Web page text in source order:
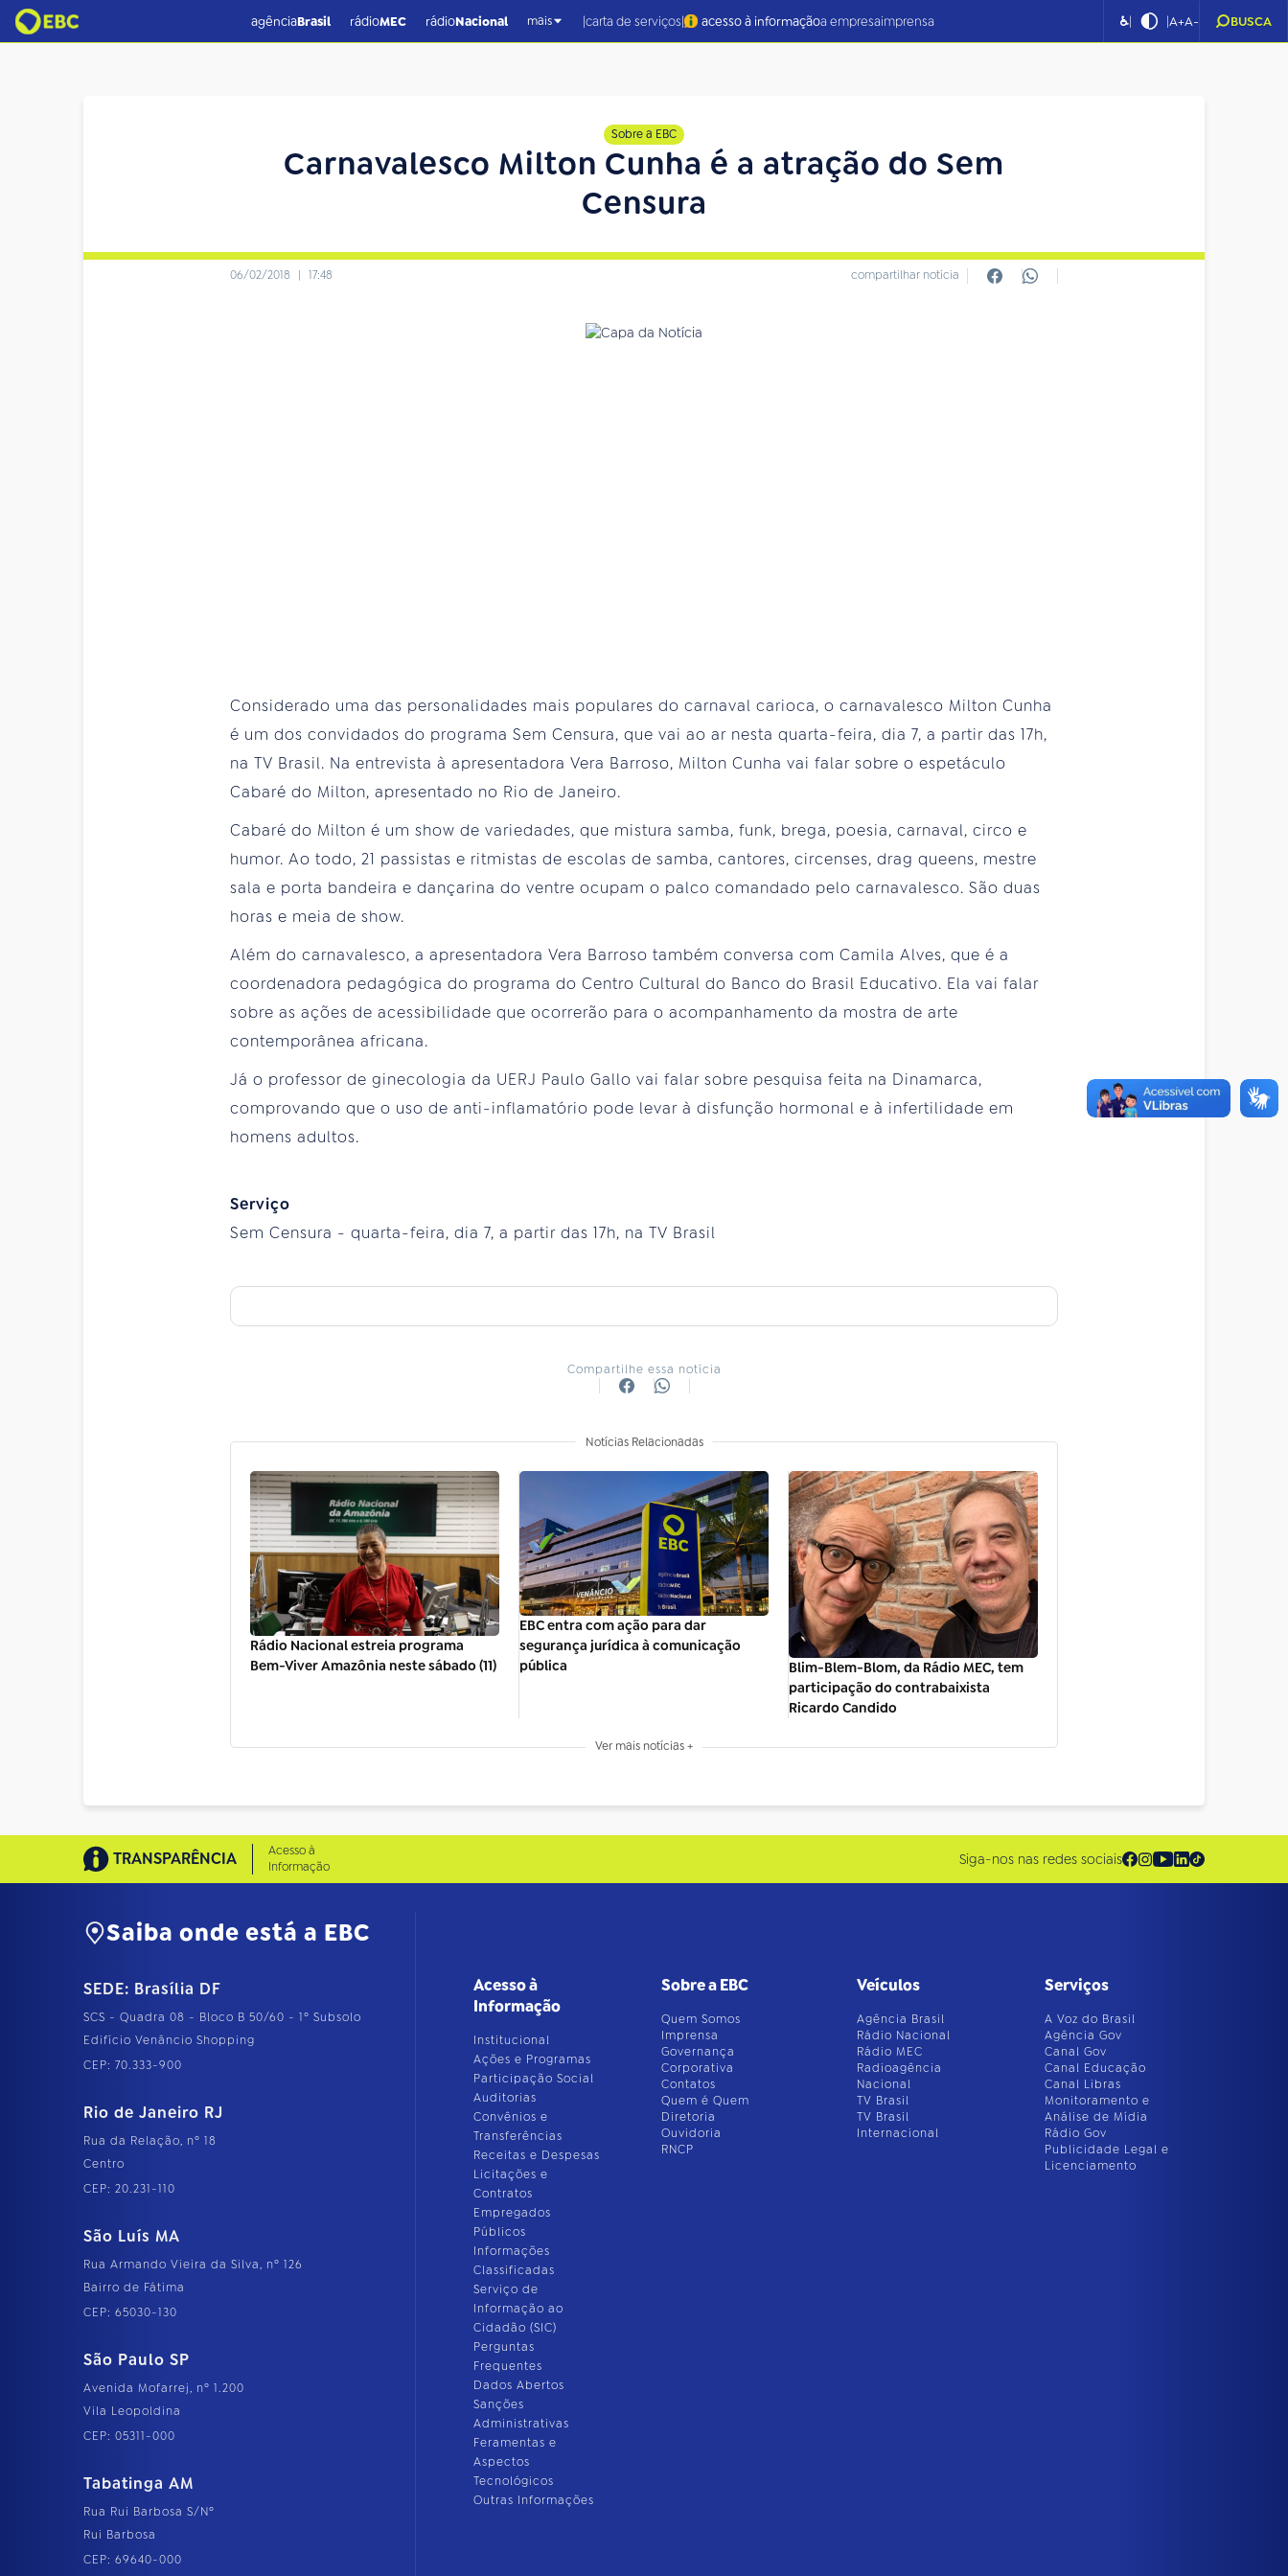
agênciaBrasil rádioMEC rádioNacional mais |carta de serviços| acesso à informaçãoa empresaimprensa ♿| |A+A- BUSCA
Sobre a EBC
Carnavalesco Milton Cunha é a atração do Sem
Censura
06/02/2018 | 17:48 compartilhar notícia
Considerado uma das personalidades mais populares do carnaval carioca, o carnavalesco Milton Cunha
é um dos convidados do programa Sem Censura, que vai ao ar nesta quarta-feira, dia 7, a partir das 17h,
na TV Brasil. Na entrevista à apresentadora Vera Barroso, Milton Cunha vai falar sobre o espetáculo
Cabaré do Milton, apresentado no Rio de Janeiro.
Cabaré do Milton é um show de variedades, que mistura samba, funk, brega, poesia, carnaval, circo e
humor. Ao todo, 21 passistas e ritmistas de escolas de samba, cantores, circenses, drag queens, mestre
sala e porta bandeira e dançarina do ventre ocupam o palco comandado pelo carnavalesco. São duas
horas e meia de show.
Além do carnavalesco, a apresentadora Vera Barroso também conversa com Camila Alves, que é a
coordenadora pedagógica do programa do Centro Cultural do Banco do Brasil Educativo. Ela vai falar
sobre as ações de acessibilidade que ocorrerão para o acompanhamento da mostra de arte
contemporânea africana.
Já o professor de ginecologia da UERJ Paulo Gallo vai falar sobre pesquisa feita na Dinamarca,
comprovando que o uso de anti-inflamatório pode levar à disfunção hormonal e à infertilidade em
homens adultos.
Serviço
Sem Censura - quarta-feira, dia 7, a partir das 17h, na TV Brasil
Compartilhe essa notícia
Notícias Relacionadas
Rádio Nacional estreia programa
Bem-Viver Amazônia neste sábado (11)
EBC entra com ação para dar
segurança jurídica à comunicação
pública
Blim-Blem-Blom, da Rádio MEC, tem
participação do contrabaixista
Ricardo Candido
Ver mais notícias +
TRANSPARÊNCIA
Acesso à
Informação
Siga-nos nas redes sociais
Saiba onde está a EBC
SEDE: Brasília DF
SCS - Quadra 08 - Bloco B 50/60 - 1º Subsolo
Edifício Venâncio Shopping
CEP: 70.333-900
Rio de Janeiro RJ
Rua da Relação, nº 18
Centro
CEP: 20.231-110
São Luís MA
Rua Armando Vieira da Silva, nº 126
Bairro de Fátima
CEP: 65030-130
São Paulo SP
Avenida Mofarrej, nº 1.200
Vila Leopoldina
CEP: 05311-000
Tabatinga AM
Rua Rui Barbosa S/Nº
Rui Barbosa
CEP: 69640-000
Acesso à
Informação
Institucional
Ações e Programas
Participação Social
Auditorias
Convênios e
Transferências
Receitas e Despesas
Licitações e
Contratos
Empregados
Públicos
Informações
Classificadas
Serviço de
Informação ao
Cidadão (SIC)
Perguntas
Frequentes
Dados Abertos
Sanções
Administrativas
Feramentas e
Aspectos
Tecnológicos
Outras Informações
Sobre a EBC
Quem Somos
Imprensa
Governança
Corporativa
Contatos
Quem é Quem
Diretoria
Ouvidoria
RNCP
Veículos
Agência Brasil
Rádio Nacional
Rádio MEC
Radioagência
Nacional
TV Brasil
TV Brasil
Internacional
Serviços
A Voz do Brasil
Agência Gov
Canal Gov
Canal Educação
Canal Libras
Monitoramento e
Análise de Mídia
Rádio Gov
Publicidade Legal e
Licenciamento